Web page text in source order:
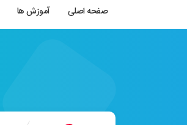
صفحه اصلی آموزش ها